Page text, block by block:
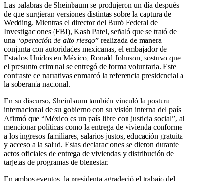
Las palabras de Sheinbaum se produjeron un día después
de que surgieran versiones distintas sobre la captura de
Wedding. Mientras el director del Buró Federal de
Investigaciones (FBI), Kash Patel, señaló que se trató de
una “operación de alto riesgo” realizada de manera
conjunta con autoridades mexicanas, el embajador de
Estados Unidos en México, Ronald Johnson, sostuvo que
el presunto criminal se entregó de forma voluntaria. Este
contraste de narrativas enmarcó la referencia presidencial a
la soberanía nacional.
En su discurso, Sheinbaum también vinculó la postura
internacional de su gobierno con su visión interna del país.
Afirmó que “México es un país libre con justicia social”, al
mencionar políticas como la entrega de vivienda conforme
a los ingresos familiares, salarios justos, educación gratuita
y acceso a la salud. Estas declaraciones se dieron durante
actos oficiales de entrega de viviendas y distribución de
tarjetas de programas de bienestar.
En ambos eventos, la presidenta agradeció el trabajo del